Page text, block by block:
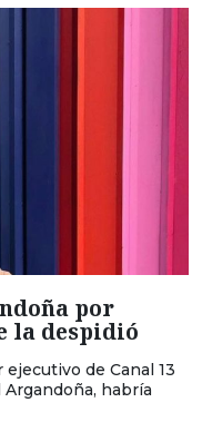
por
la despidió
de Canal 13
habría